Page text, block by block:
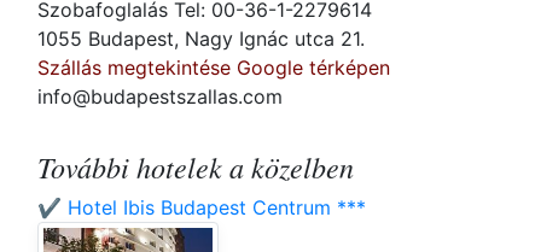
Szobafoglalás Tel: 00-36-1-2279614
1055 Budapest, Nagy Ignác utca 21.
Szállás megtekintése Google térképen
info@budapestszallas.com
További hotelek a közelben
✔️ Hotel Ibis Budapest Centrum ***